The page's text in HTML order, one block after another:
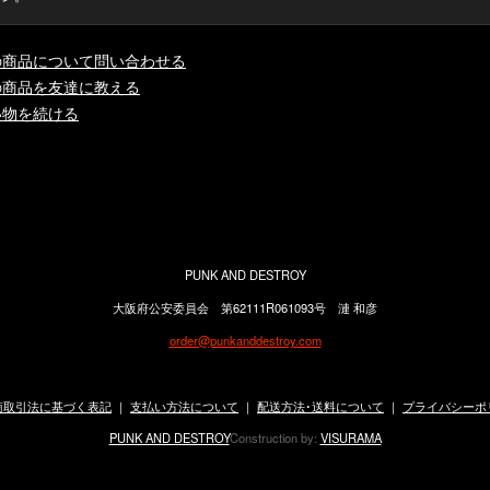
品について問い合わせる
品を友達に教える
を続ける
PUNK AND DESTROY
大阪府公安委員会 第62111R061093号 漣 和彦
order@punkanddestroy.com
引法に基づく表記 ｜ 支払い方法について ｜ 配送方法･送料について ｜ プライバシーポ
PUNK AND DESTROYConstruction by: VISURAMA